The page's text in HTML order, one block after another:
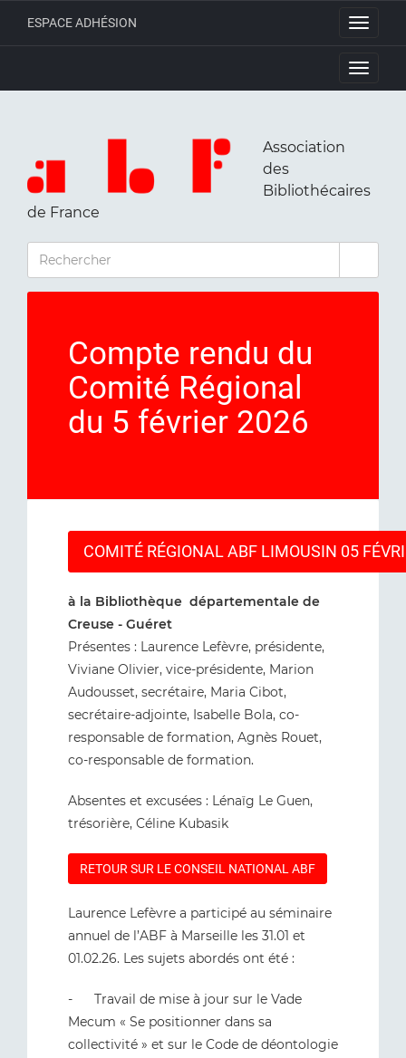
Toggle
ESPACE ADHÉSION
Toggle
Association
des
Bibliothécaires
de France
RECHERCHER
Compte rendu du
Comité Régional
du 5 février 2026
COMITÉ RÉGIONAL ABF LIMOUSIN 05
à la Bibliothèque départementale de
Creuse - Guéret
Présentes : Laurence Lefèvre, présidente,
Viviane Olivier, vice-présidente, Marion
Audousset, secrétaire, Maria Cibot,
secrétaire-adjointe, Isabelle Bola, co-
responsable de formation, Agnès Rouet,
co-responsable de formation.
Absentes et excusées : Lénaïg Le Guen,
trésorière, Céline Kubasik
RETOUR SUR LE CONSEIL NATIONAL ABF
Laurence Lefèvre a participé au séminaire
annuel de l’ABF à Marseille les 31.01 et
01.02.26. Les sujets abordés ont été :
- Travail de mise à jour sur le Vade
Mecum « Se positionner dans sa
collectivité » et sur le Code de déontologie